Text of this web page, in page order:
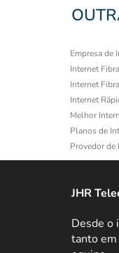
Empresa de
Internet
Internet
Internet
Melhor
Planos de
Provedor de
JHR
Desde o
tanto em